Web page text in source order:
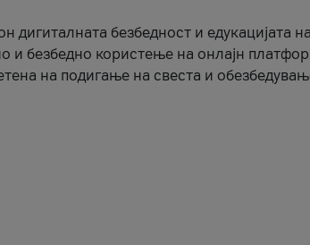
дигиталната безбедност и едукацијата на
и безбедно користење на онлајн
на подигање на свеста и